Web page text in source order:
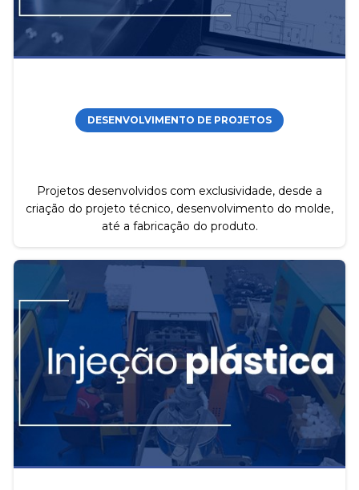
DESENVOLVIMENTO DE PROJETOS
Projetos desenvolvidos com exclusividade, desde a
criação do projeto técnico, desenvolvimento do molde,
até a fabricação do produto.